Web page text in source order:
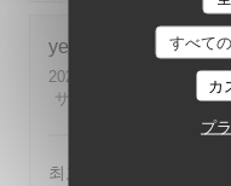
すべて
カ
プ
yeonghun
2026-08-03
- 19:00 - ゲス
サービス
雰囲気: 5
최고의 분위기, 최고의